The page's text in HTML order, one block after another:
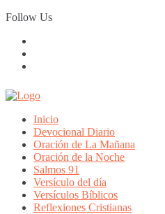
Skip
to
Follow Us
Inicio
Devocional Diario
Oración de La Mañana
Oración de la Noche
Salmos 91
Versículo del día
Versículos Bíblicos
Reflexiones Cristianas